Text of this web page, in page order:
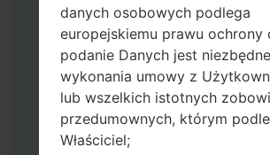
Naciśnij i przytrzymaj
przycisk zwiększania głośności.
Następnie podłącz
komputera, Odin
telefon, a na ekranie
portu COM.
Podaj tylko czas
danych osobowych podlega
europejskiemu prawu ochrony
podanie Danych jest
wykonania umowy z
lub wszelkich istotnych
przedumownych, którym
Właściciel;